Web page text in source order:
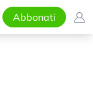
Abbonati